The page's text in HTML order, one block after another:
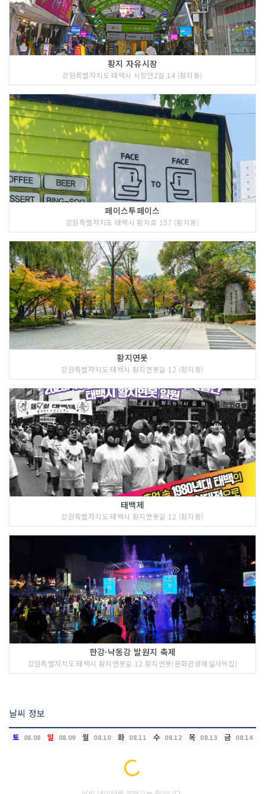
황지 자유시장
강원특별자치도 태백시 시장안2길 14 (황지동)
페이스투페이스
강원특별자치도 태백시 황지로 157 (황지동)
황지연못
강원특별자치도 태백시 황지연못길 12 (황지동)
태백제
강원특별자치도 태백시 황지연못길 12 (황지동)
한강·낙동강 발원지 축제
강원특별자치도 태백시 황지연못길 12 황지연못(문화관광해설사의집)
날씨 정보
토 08.08 일 08.09 월 08.10 화 08.11 수 08.12 목 08.13 금 08.14
Loading...